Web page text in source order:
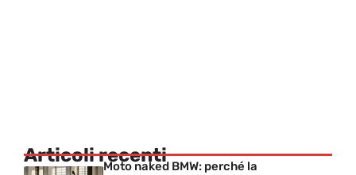
Articoli recentiMoto naked BMW: perché la